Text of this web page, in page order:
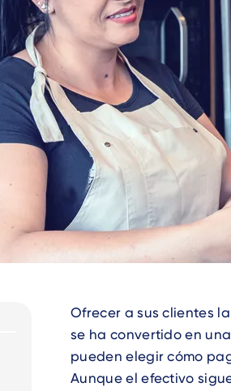
Text
Ofrecer a sus clientes
se ha convertido en
pueden elegir cómo
Aunque el efectivo